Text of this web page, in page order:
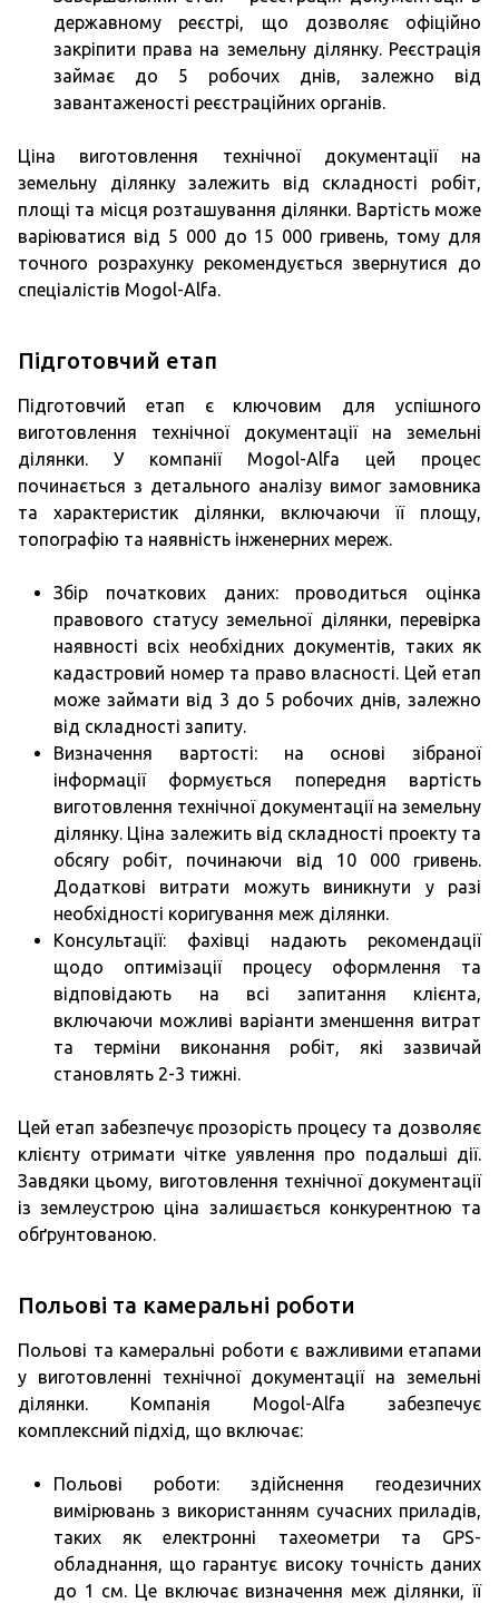
державному реєстрі, що дозволяє офіційно
закріпити права на земельну ділянку. Реєстрація
займає до 5 робочих днів, залежно від
завантаженості реєстраційних органів.
Ціна виготовлення технічної документації на
земельну ділянку залежить від складності робіт,
площі та місця розташування ділянки. Вартість може
варіюватися від 5 000 до 15 000 гривень, тому для
точного розрахунку рекомендується звернутися до
спеціалістів Mogol-Alfa.
Підготовчий етап
Підготовчий етап є ключовим для успішного
виготовлення технічної документації на земельні
ділянки. У компанії Mogol-Alfa цей процес
починається з детального аналізу вимог замовника
та характеристик ділянки, включаючи її площу,
топографію та наявність інженерних мереж.
Збір початкових даних: проводиться оцінка
правового статусу земельної ділянки, перевірка
наявності всіх необхідних документів, таких як
кадастровий номер та право власності. Цей етап
може займати від 3 до 5 робочих днів, залежно
від складності запиту.
Визначення вартості: на основі зібраної
інформації формується попередня вартість
виготовлення технічної документації на земельну
ділянку. Ціна залежить від складності проекту та
обсягу робіт, починаючи від 10 000 гривень.
Додаткові витрати можуть виникнути у разі
необхідності коригування меж ділянки.
Консультації: фахівці надають рекомендації
щодо оптимізації процесу оформлення та
відповідають на всі запитання клієнта,
включаючи можливі варіанти зменшення витрат
та терміни виконання робіт, які зазвичай
становлять 2-3 тижні.
Цей етап забезпечує прозорість процесу та дозволяє
клієнту отримати чітке уявлення про подальші дії.
Завдяки цьому, виготовлення технічної документації
із землеустрою ціна залишається конкурентною та
обґрунтованою.
Польові та камеральні роботи
Польові та камеральні роботи є важливими етапами
у виготовленні технічної документації на земельні
ділянки. Компанія Mogol-Alfa забезпечує
комплексний підхід, що включає:
Польові роботи: здійснення геодезичних
вимірювань з використанням сучасних приладів,
таких як електронні тахеометри та GPS-
обладнання, що гарантує високу точність даних
до 1 см. Це включає визначення меж ділянки, її